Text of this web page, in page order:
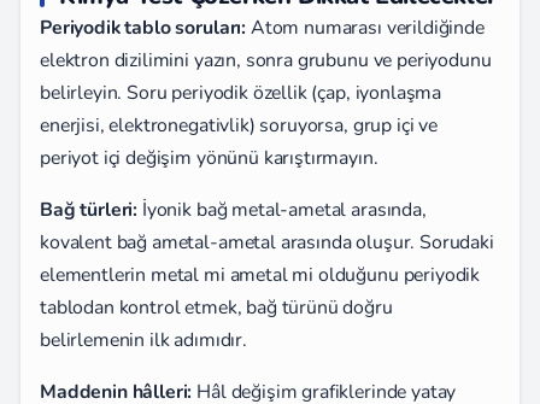
Periyodik tablo soruları: Atom numarası verildiğinde
elektron dizilimini yazın, sonra grubunu ve periyodunu
belirleyin. Soru periyodik özellik (çap, iyonlaşma
enerjisi, elektronegativlik) soruyorsa, grup içi ve
periyot içi değişim yönünü karıştırmayın.
Bağ türleri: İyonik bağ metal-ametal arasında,
kovalent bağ ametal-ametal arasında oluşur. Sorudaki
elementlerin metal mi ametal mi olduğunu periyodik
tablodan kontrol etmek, bağ türünü doğru
belirlemenin ilk adımıdır.
Maddenin hâlleri: Hâl değişim grafiklerinde yatay